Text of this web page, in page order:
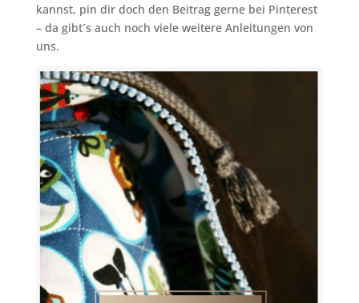
kannst, pin dir doch den Beitrag gerne bei Pinterest
– da gibt´s auch noch viele weitere Anleitungen von
uns.